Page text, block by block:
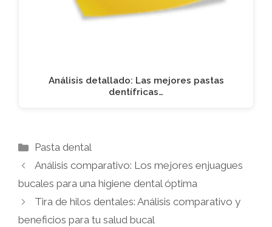
Análisis detallado: Las mejores pastas
dentífricas…
Categorías
Pasta dental
Análisis comparativo: Los mejores enjuagues
bucales para una higiene dental óptima
Tira de hilos dentales: Análisis comparativo y
beneficios para tu salud bucal